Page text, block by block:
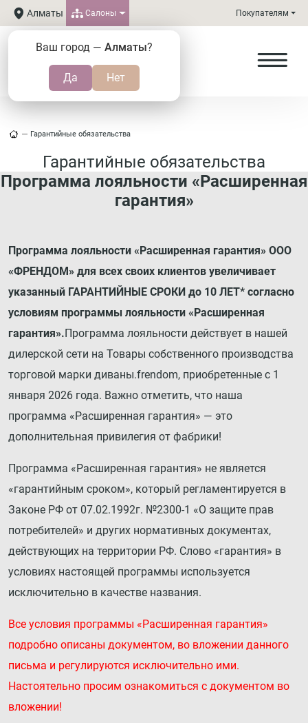
Алматы
Ваш город — Алматы?
Салоны Покупателям
Гарантийные обязательства
Гарантийные обязательства
Программа лояльности «Расширенная
гарантия»
Программа лояльности «Расширенная гарантия» ООО
«ФРЕНДОМ» для всех своих клиентов увеличивает
указанный ГАРАНТИЙНЫЕ СРОКИ до 10 ЛЕТ* согласно
условиям программы лояльности «Расширенная
гарантия».Программа лояльности действует в нашей
дилерской сети на Товары собственного производства
торговой марки диваны.frendom, приобретенные с 1
января 2026 года. Важно отметить, что наша
программа «Расширенная гарантия» — это
дополнительная привилегия от фабрики!
Программа «Расширенная гарантия» не является
«гарантийным сроком», который регламентируется в
Законе РФ от 07.02.1992г. №2300-1 «О защите прав
потребителей» и других нормативных документах,
действующих на территории РФ. Слово «гарантия» в
условиях настоящей программы используется
исключительно в качестве названия.
Все условия программы «Расширенная гарантия»
подробно описаны документом, во вложении данного
письма и регулируются исключительно ими.
Настоятельно просим ознакомиться с документом во
вложении!